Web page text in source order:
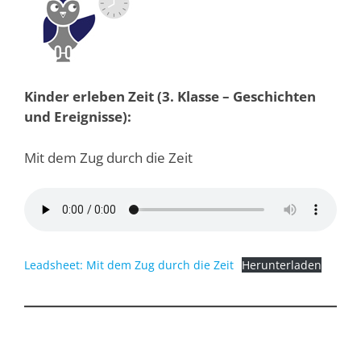
Kinder erleben Zeit (3. Klasse – Geschichten
und Ereignisse):
Mit dem Zug durch die Zeit
Leadsheet: Mit dem Zug durch die Zeit Herunterladen